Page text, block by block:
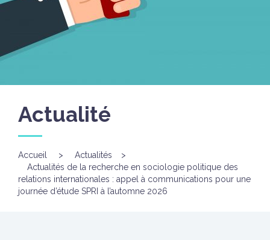
Actualité
Accueil > Actualités
>
Actualités de la recherche en sociologie politique des
relations internationales : appel à communications pour une
journée d’étude SPRI à l’automne 2026